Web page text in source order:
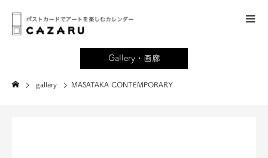
Gallery・画廊
gallery MASATAKA CONTEMPORARY